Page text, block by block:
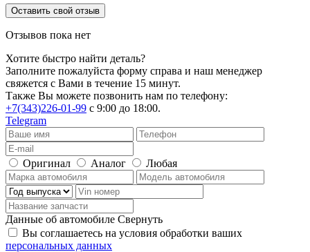
Оставить свой отзыв
Отзывов пока нет
Хотите быстро найти деталь?
Заполните пожалуйста форму справа и наш менеджер
свяжется с Вами в течение 15 минут.
Также Вы можете позвонить нам по телефону:
+7(343)226-01-99 с 9:00 до 18:00.
Telegram
Оригинал Аналог Любая
Данные об автомобиле Свернуть
Вы соглашаетесь на условия обработки ваших
персональных данных